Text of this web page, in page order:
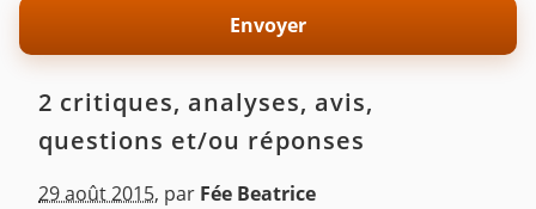
2 critiques, analyses, avis,
questions et/ou réponses
29 août 2015, par Fée Beatrice